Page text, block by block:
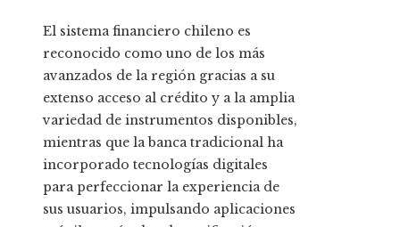
El sistema financiero chileno es
reconocido como uno de los más
avanzados de la región gracias a su
extenso acceso al crédito y a la amplia
variedad de instrumentos disponibles,
mientras que la banca tradicional ha
incorporado tecnologías digitales
para perfeccionar la experiencia de
sus usuarios, impulsando aplicaciones